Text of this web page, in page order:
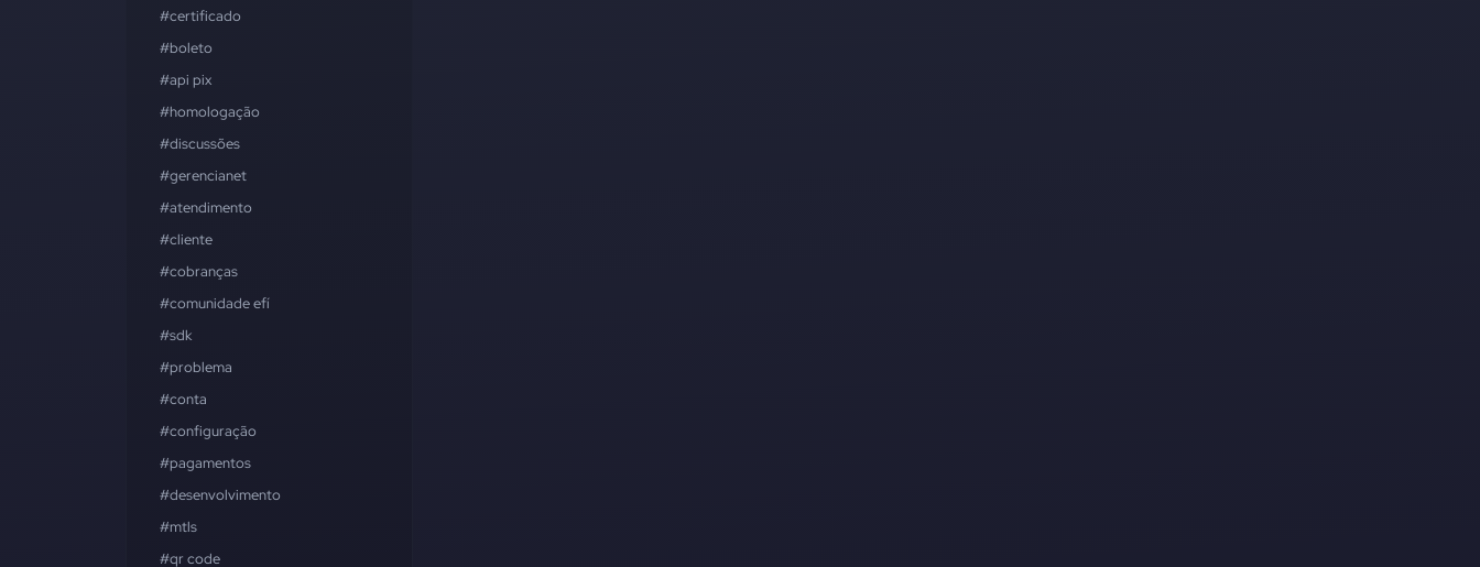
#certificado
#boleto
#api pix
#homologação
#discussões
#gerencianet
#atendimento
#cliente
#cobranças
#comunidade efí
#sdk
#problema
#conta
#configuração
#pagamentos
#desenvolvimento
#mtls
#qr code